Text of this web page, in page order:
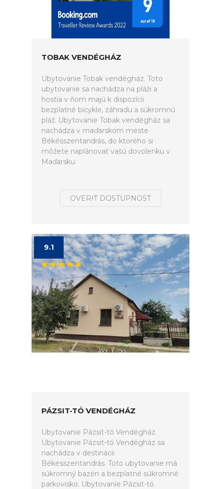
TOBAK VENDÉGHÁZ
Ubytovanie Tobak vendégház. Toto
ubytovanie sa nachádza na pláži a
hostia v ňom majú k dispozícii
bezplatné bicykle, záhradu a súkromnú
pláž. Ubytovanie Tobak vendégház sa
nachádza v maďarskom meste
Békésszentandrás, do ktorého si
môžete naplánovať vašú dovolenku v
Maďarsku.
OVERIŤ DOSTUPNOSŤ
9.1
PÁZSIT-TÓ VENDÉGHÁZ
Ubytovanie Pázsit-tó Vendégház.
Ubytovanie Pázsit-tó Vendégház sa
nachádza v destinácii
Békésszentandrás. Toto ubytovanie má
súkromný bazén a bezplatné súkromné
parkovisko. Ubytovanie Pázsit-tó